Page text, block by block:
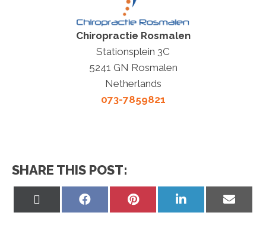
Chiropractie Rosmalen
Stationsplein 3C
5241 GN Rosmalen
Netherlands
073-7859821
SHARE THIS POST:
Share
Share
Share
on
Share
on